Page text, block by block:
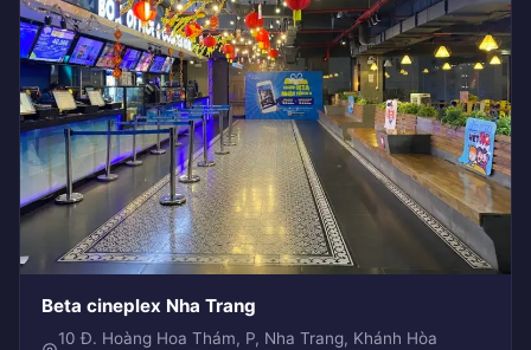
Beta cineplex Nha Trang
10 Đ. Hoàng Hoa Thám, P, Nha Trang, Khánh Hòa